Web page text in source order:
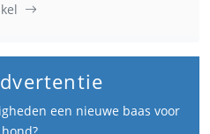
een nieuwe baas voor